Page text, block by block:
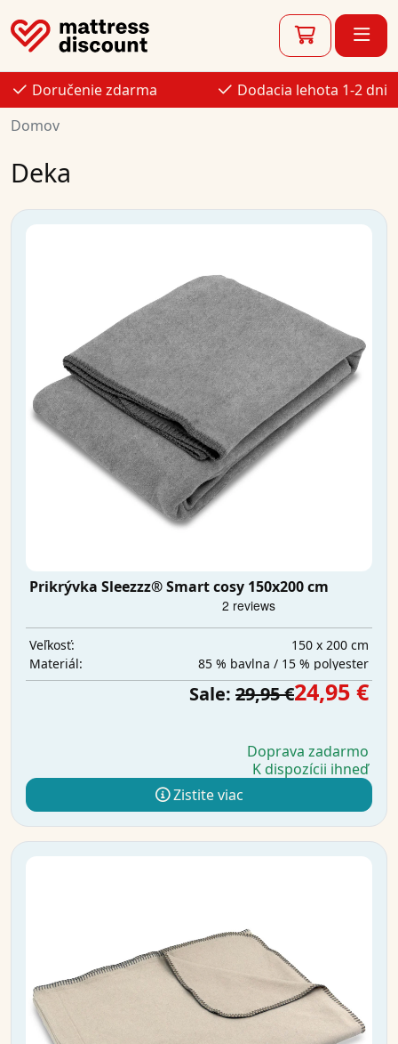
Doručenie zdarma
Dodacia lehota 1-2 dni
Domov
Deka
Prikrývka Sleezzz® Smart cosy 150x200 cm
Veľkosť:
150 x 200 cm
Materiál:
85 % bavlna / 15 % polyester
Sale: 29,95 €24,95 €
Doprava zadarmo
K dispozícii ihneď
Zistite viac